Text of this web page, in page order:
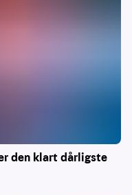
den klart dårligste